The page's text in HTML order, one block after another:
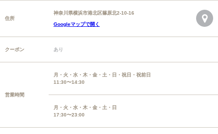
住所
神奈川県横浜市港北区篠原北2-10-16
Googleマップで開く
クーポン あり
営業時間
月・火・水・木・金・土・日・祝日・祝前日
11:30〜14:30
月・火・水・木・金・土・日
17:30〜23:00